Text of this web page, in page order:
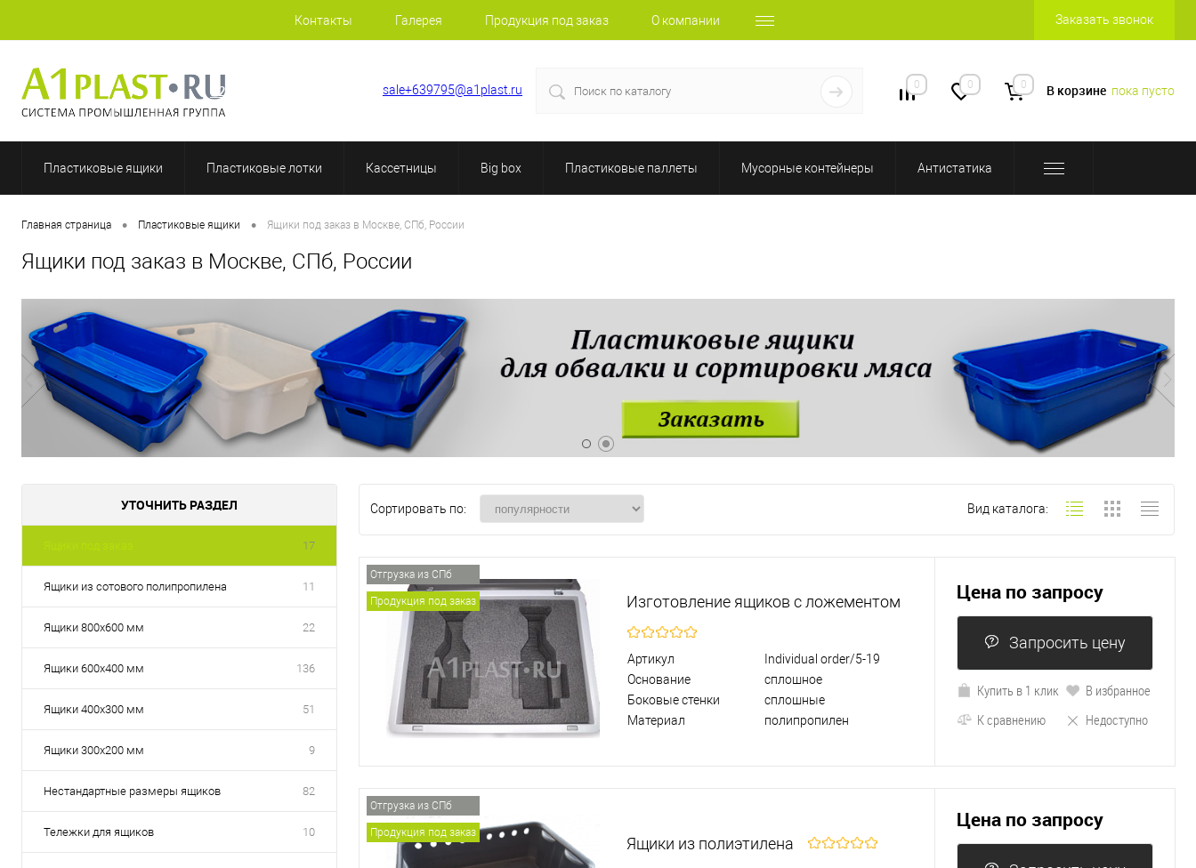
Контакты Галерея Продукция под заказ О компании Заказать звонок
+7 (812) 507-69-52 sale+639795@a1plast.ru 0 0 0 В корзине пока пусто
Пластиковые ящики Пластиковые лотки Кассетницы Big box Пластиковые паллеты Мусорные контейнеры Антистатика
Главная страница • Пластиковые ящики • Ящики под заказ в Москве, СПб, России
Ящики под заказ в Москве, СПб, России
УТОЧНИТЬ РАЗДЕЛ
17
Ящики из сотового полипропилена 11
Ящики 800х600 мм 22
Ящики 600х400 мм 136
Ящики 400х300 мм 51
Ящики 300х200 мм 9
Нестандартные размеры ящиков 82
Тележки для ящиков 10
Сортировать по: Вид каталога:
Отгрузка из СПб
Продукция под заказ Изготовление ящиков с ложементом
Артикул
Individual order/5-19
Основание
сплошное
Боковые стенки
сплошные
Материал
полипропилен
Цена по запросу
Запросить цену
Купить в 1 клик
В избранное
К сравнению
Недоступно
Отгрузка из СПб
Продукция под заказ
Ящики из полиэтилена
Цена по запросу